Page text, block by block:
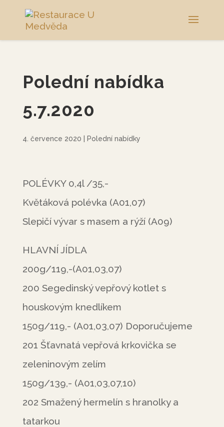
Polední nabídka
5.7.2020
4. července 2020 Polední nabídky
POLÉVKY 0,4l /35,-
Květáková polévka (A01,07)
Slepičí vývar s masem a rýží (A09)
HLAVNÍ JÍDLA
200g/119,-(A01,03,07)
200 Segedinský vepřový kotlet s
houskovým knedlíkem
150g/119,- (A01,03,07) Doporučujeme
201 Šťavnatá vepřová krkovička se
zeleninovým zelím
150g/139,- (A01,03,07,10)
202 Smažený hermelín s hranolky a
tatarkou